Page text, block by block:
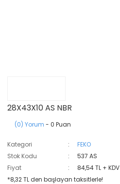
28X43X10 AS NBR
(0) Yorum - 0 Puan
Kategori
FEKO
Stok Kodu
537 AS
Fiyat
84,54 TL + KDV
*8,32 TL den başlayan taksitlerle!